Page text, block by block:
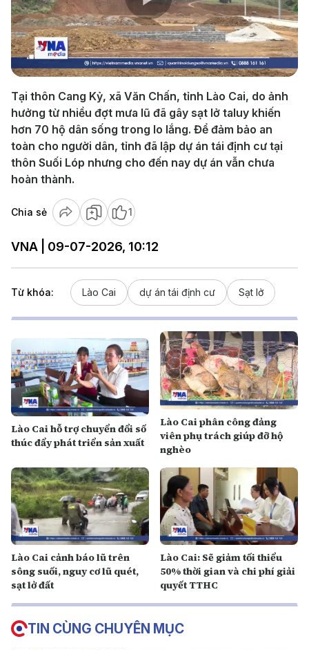
Play
Video
Tại thôn Cang Kỷ, xã Văn Chấn, tỉnh Lào Cai, do ảnh
hưởng từ nhiều đợt mưa lũ đã gây sạt lở taluy khiến
hơn 70 hộ dân sống trong lo lắng. Để đảm bảo an
toàn cho người dân, tỉnh đã lập dự án tái định cư tại
thôn Suối Lóp nhưng cho đến nay dự án vẫn chưa
hoàn thành.
Chia sẻ 1
VNA | 09-07-2026, 10:12
Từ khóa: Lào Cai dự án tái định cư Sạt lở
Lào Cai hỗ trợ chuyển đổi số
thúc đẩy phát triển sản xuất
Lào Cai phân công đảng
viên phụ trách giúp đỡ hộ
nghèo
Lào Cai cảnh báo lũ trên
sông suối, nguy cơ lũ quét,
sạt lở đất
Lào Cai: Sẽ giảm tối thiểu
50% thời gian và chi phí giải
quyết TTHC
TIN CÙNG CHUYÊN MỤC